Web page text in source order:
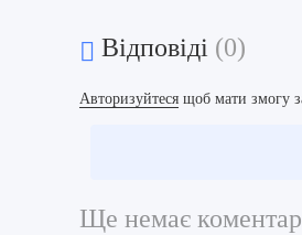
Відповіді (0)
Авторизуйтеся щоб мати змогу
Ще немає